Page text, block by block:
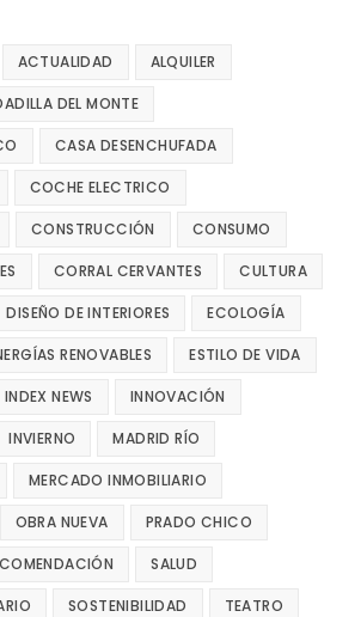
ACTUALIDAD ALQUILER
DEL MONTE
CASA DESENCHUFADA
COCHE ELECTRICO
CONSTRUCCIÓN CONSUMO
CORRAL CERVANTES CULTURA
DISEÑO DE INTERIORES ECOLOGÍA
RENOVABLES ESTILO DE VIDA
INDEX NEWS INNOVACIÓN
INVIERNO MADRID RÍO
MERCADO INMOBILIARIO
OBRA NUEVA PRADO CHICO
SALUD
SOSTENIBILIDAD TEATRO